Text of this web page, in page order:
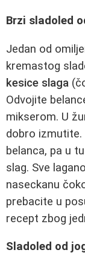
Brzi sladoled
Jedan od
kremastog
kesice slaga
Odvojite
mikserom. U
dobro izmutite.
belanca, pa u
slag. Sve
naseckanu
prebacite u
recept zbog
Sladoled od